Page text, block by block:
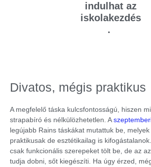
indulhat az
iskolakezdés
.
Divatos, mégis praktikus
A megfelelő táska kulcsfontosságú, hiszen
strapabíró és nélkülözhetetlen. A
legújabb Rains táskákat mutattuk be,
praktikusak de esztétikailag is
csak funkcionális szerepeket tölt be, de az
tudja dobni, sőt kiegészíti. Ha úgy érzed,